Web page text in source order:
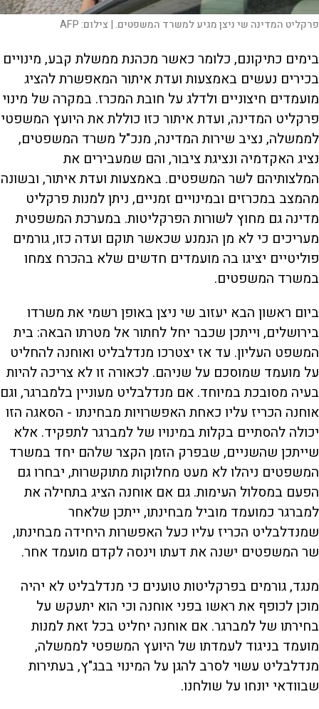
פרקליט המדינה שי ניצן מגיע למשרד המשפטים. | צילום:AFP
בימים כתיקונם, כלומר כאשר מכהנת ממשלת קבע, מינויים
בכירים נעשים באמצעות ועדת איתור המאפשרת להציג
מועמדים חיצוניים ולדלג על חובת המכרז. במקרה של מינוי
פרקליט המדינה, ועדת איתור כזו כוללת את היועץ המשפטי
לממשלה, נציב שירות המדינה, מנכ"ל משרד המשפטים,
נציג האקדמיה ונציגת ציבור, והם שמעבירים את
המלצותיהם לשר המשפטים. באמצעות ועדת איתור, ובשונה
מהמצב במכרזים ובמינויים זמניים, ניתן למנות פרקליט
מדינה גם מחוץ לשורות הפרקליטות. במערכת המשפטית
מעריכים כי לא מן הנמנע שכאשר תוקם ועדה כזו, גורמים
פוליטיים יציגו בה מועמדים חדשים שלא בהכרח צמחו
במשרד המשפטים.
ביום ראשון הבא יעזוב שי ניצן באופן רשמי את משרדו
בירושלים, וייתכן שכבר יחל לחתור אל מטרתו הבאה: בית
המשפט העליון. עד אז יצטרכו מנדלבליט ואוחנה להחליט
על מועמד שמוסכם על שניהם. לכאורה זו לא צריכה להיות
בעיה מסובכת במיוחד. אם מנדלבליט מעוניין בלמברגר, וגם
אוחנה הכריז עליו כאחת האפשרויות מבחינתו - הסאגה הזו
יכולה להסתיים בקלות במינויו של למברגר לתפקיד. אלא
שייתכן שהשניים, שבפרק הזמן הקצר שלהם יחד במשרד
המשפטים ניהלו לא מעט מחלוקות מתוקשרות, יבחרו גם
הפעם במסלול העימות. גם אם אוחנה הציג בתחילה את
למברגר כמועמד מוביל מבחינתו, ייתכן שלאחר
שמנדלבליט הכריז עליו כעל האפשרות היחידה מבחינתו,
שר המשפטים ישנה את דעתו וינסה לקדם מועמד אחר.
מנגד, גורמים בפרקליטות טוענים כי מנדלבליט לא יהיה
מוכן לכופף את ראשו בפני אוחנה וכי הוא יתעקש על
בחירתו של למברגר. אם אוחנה יחליט בכל זאת למנות
מועמד בניגוד לעמדתו של היועץ המשפטי לממשלה,
מנדלבליט עשוי לסרב להגן על המינוי בבג"ץ, בעתירות
שבוודאי יונחו על שולחנו.